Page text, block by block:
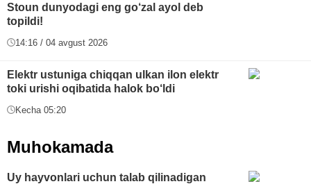
Stoun dunyodagi eng go‘zal ayol deb
topildi!
14:16 / 04 avgust 2026
Elektr ustuniga chiqqan ulkan ilon elektr
toki urishi oqibatida halok bo‘ldi
Kecha 05:20
Muhokamada
Uy hayvonlari uchun talab qilinadigan